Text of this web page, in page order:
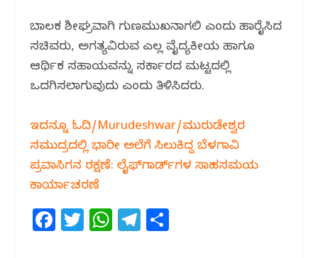
ಬಾಲಕ ಶೀಘ್ರವಾಗಿ ಗುಣಮುಖನಾಗಲಿ ಎಂದು ಹಾರೈಸಿದ
ಸಚಿವರು, ಅಗತ್ಯವಿರುವ ಎಲ್ಲ ವೈದ್ಯಕೀಯ ಹಾಗೂ
ಆರ್ಥಿಕ ಸಹಾಯವನ್ನು ಸರ್ಕಾರದ ಮಟ್ಟದಲ್ಲಿ
ಒದಗಿಸಲಾಗುವುದು ಎಂದು ತಿಳಿಸಿದರು.
ಇದನ್ನೂ ಓದಿ/Murudeshwar/ಮುರುಡೇಶ್ವರ
ಸಮುದ್ರದಲ್ಲಿ ಭಾರೀ ಅಲೆಗೆ ಸಿಲುಕಿದ್ದ ಬೆಳಗಾವಿ
ಪ್ರವಾಸಿಗನ ರಕ್ಷಣೆ: ಲೈಫ್‌ಗಾರ್ಡ್‌ಗಳ ಸಾಹಸಮಯ
ಕಾರ್ಯಾಚರಣೆ
F
a
T
w
W
h
T
el